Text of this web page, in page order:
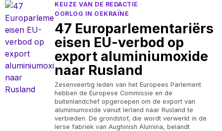
KEUZE VAN DE REDACTIE ·
OORLOG IN OEKRAÏNE
47 Europarlementariërs
eisen EU-verbod op
export aluminiumoxide
naar Rusland
Zesenveertig leden van het Europees Parlement
hebben de Europese Commissie en de
buitenlandchef opgeroepen om de export van
aluminiumoxide vanuit Ierland naar Rusland te
verbieden. De grondstof, die wordt verwerkt in de
Ierse fabriek van Aughinish Alumina, belandt